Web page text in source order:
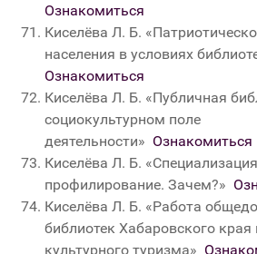
Ознакомиться
Киселёва Л. Б.
населения в условиях
Ознакомиться
Киселёва Л. Б. «Публичная
социокультурном поле
деятельности» Ознакомиться
Киселёва Л. Б.
профилирование. Зачем?»
Киселёва Л. Б. «Работа
библиотек Хабаровского
культурного туризма»